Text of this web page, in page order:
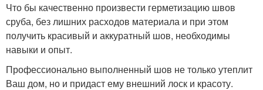
Что бы качественно произвести герметизацию швов
сруба, без лишних расходов материала и при этом
получить красивый и аккуратный шов, необходимы
навыки и опыт.
Профессионально выполненный шов не только утеплит
Ваш дом, но и придаст ему внешний лоск и красоту.